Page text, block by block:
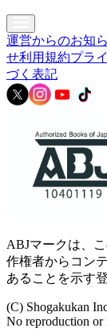
運営からのお知
せ利用規約プラ
づく表記
ABJマークは、
作権者からコン
あることを示す
(C) Shogakukan
No reproduction or